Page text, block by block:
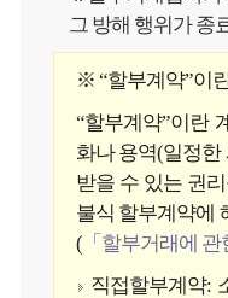
그 방해 행위가 종
※ “할부계약”이
“할부계약”이란
화나 용역(일정
받을 수 있는 권
불식 할부계약에
( 「할부거래에
직접할부계약: